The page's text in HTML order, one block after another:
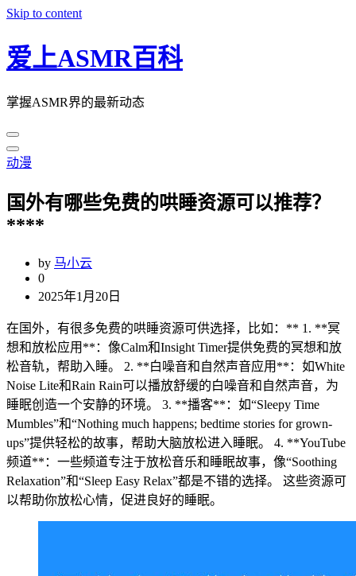
Skip to content
爱上ASMR百科
掌握ASMR界的最新动态
动漫
国外有哪些免费的哄睡资源可以推荐？
****
by 马小云
0
2025年1月20日
在国外，有很多免费的哄睡资源可供选择，比如：** 1. **冥
想和放松应用**：像Calm和Insight Timer提供免费的冥想和放
松音轨，帮助入睡。 2. **白噪音和自然声音应用**：如White
Noise Lite和Rain Rain可以播放舒缓的白噪音和自然声音，为
睡眠创造一个安静的环境。 3. **播客**：如“Sleepy Time
Mumbles”和“Nothing much happens; bedtime stories for grown-
ups”提供轻松的故事，帮助大脑放松进入睡眠。 4. **YouTube
频道**：一些频道专注于放松音乐和睡眠故事，像“Soothing
Relaxation”和“Sleep Easy Relax”都是不错的选择。 这些资源可
以帮助你放松心情，促进良好的睡眠。